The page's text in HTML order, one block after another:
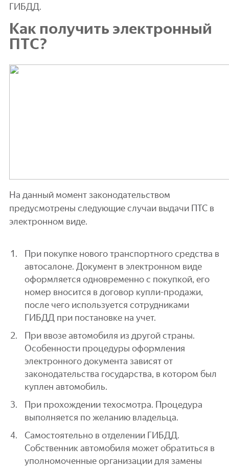
ГИБДД.
Как получить электронный
ПТС?
На данный момент законодательством
предусмотрены следующие случаи выдачи ПТС в
электронном виде.
При покупке нового транспортного средства в
автосалоне. Документ в электронном виде
оформляется одновременно с покупкой, его
номер вносится в договор купли-продажи,
после чего используется сотрудниками
ГИБДД при постановке на учет.
При ввозе автомобиля из другой страны.
Особенности процедуры оформления
электронного документа зависят от
законодательства государства, в котором был
куплен автомобиль.
При прохождении техосмотра. Процедура
выполняется по желанию владельца.
Самостоятельно в отделении ГИБДД.
Собственник автомобиля может обратиться в
уполномоченные организации для замены